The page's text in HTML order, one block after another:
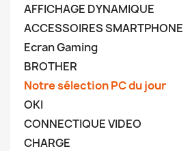
AFFICHAGE DYNAMIQUE
ACCESSOIRES SMARTPHONE
Ecran Gaming
BROTHER
Notre sélection PC du jour
OKI
CONNECTIQUE VIDEO
CHARGE